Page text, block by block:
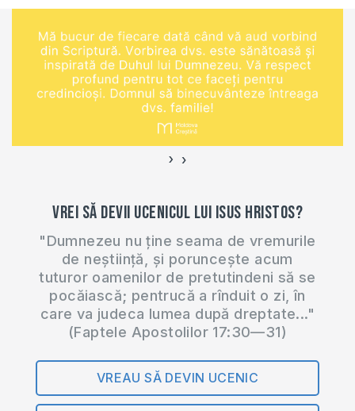
întreținerea bisericii?
Sunt multe întrebări
și neclarități cu
privire la zeciuială
care mi-au fost
Răspund la ele în…
‹ ›
Vrei să devii ucenicul lui Isus Hristos?
"Dumnezeu nu ține seama de vremurile
de neștiință, și poruncește acum
tuturor oamenilor de pretutindeni să se
pocăiască; pentrucă a rînduit o zi, în
care va judeca lumea după dreptate..."
(Faptele Apostolilor 17:30—31)
VREAU SĂ DEVIN UCENIC